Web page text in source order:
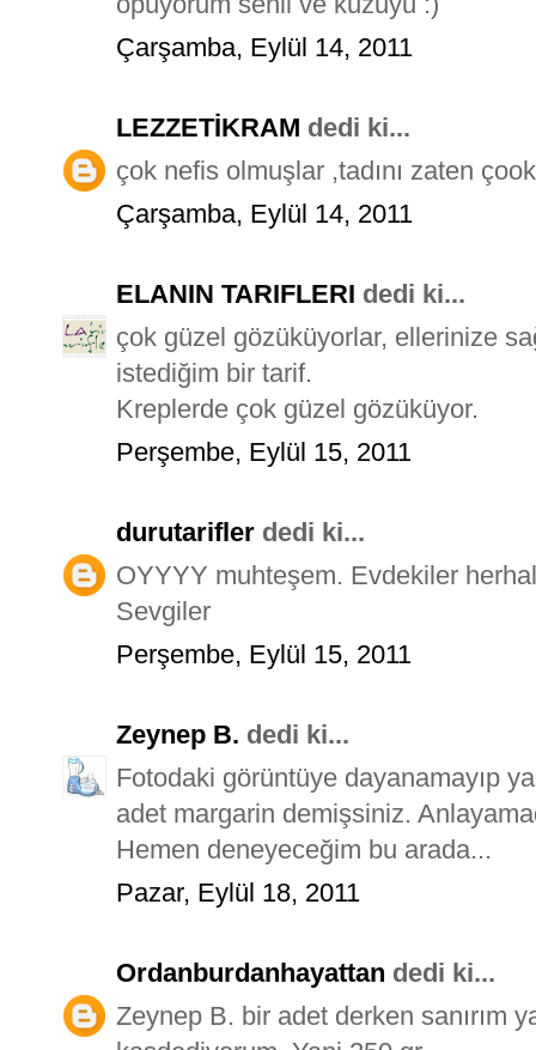
Çarşamba, Eylül 14, 2011
LEZZETİKRAM dedi ki...
çok nefis olmuşlar ,tadını zaten
Çarşamba, Eylül 14, 2011
ELANIN TARIFLERI dedi ki...
çok güzel gözüküyorlar, ellerinize
istediğim bir tarif.
Kreplerde çok güzel gözüküyor.
Perşembe, Eylül 15, 2011
durutarifler dedi ki...
OYYYY muhteşem. Evdekiler
Sevgiler
Perşembe, Eylül 15, 2011
Zeynep B. dedi ki...
Fotodaki görüntüye dayanamayıp
adet margarin demişsiniz.
Hemen deneyeceğim bu arada...
Pazar, Eylül 18, 2011
Ordanburdanhayattan dedi ki...
Zeynep B. bir adet derken sanırım